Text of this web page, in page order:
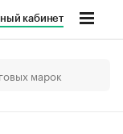
кабинет